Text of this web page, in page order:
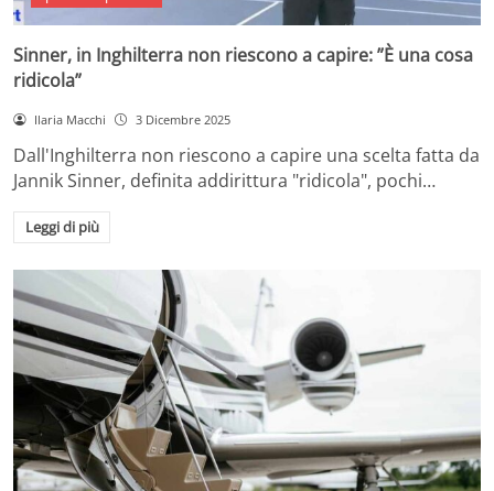
Sinner, in Inghilterra non riescono a capire: ”È una cosa
ridicola”
Ilaria Macchi 3 Dicembre 2025
Dall'Inghilterra non riescono a capire una scelta fatta da
Jannik Sinner, definita addirittura "ridicola", pochi…
Leggi di più